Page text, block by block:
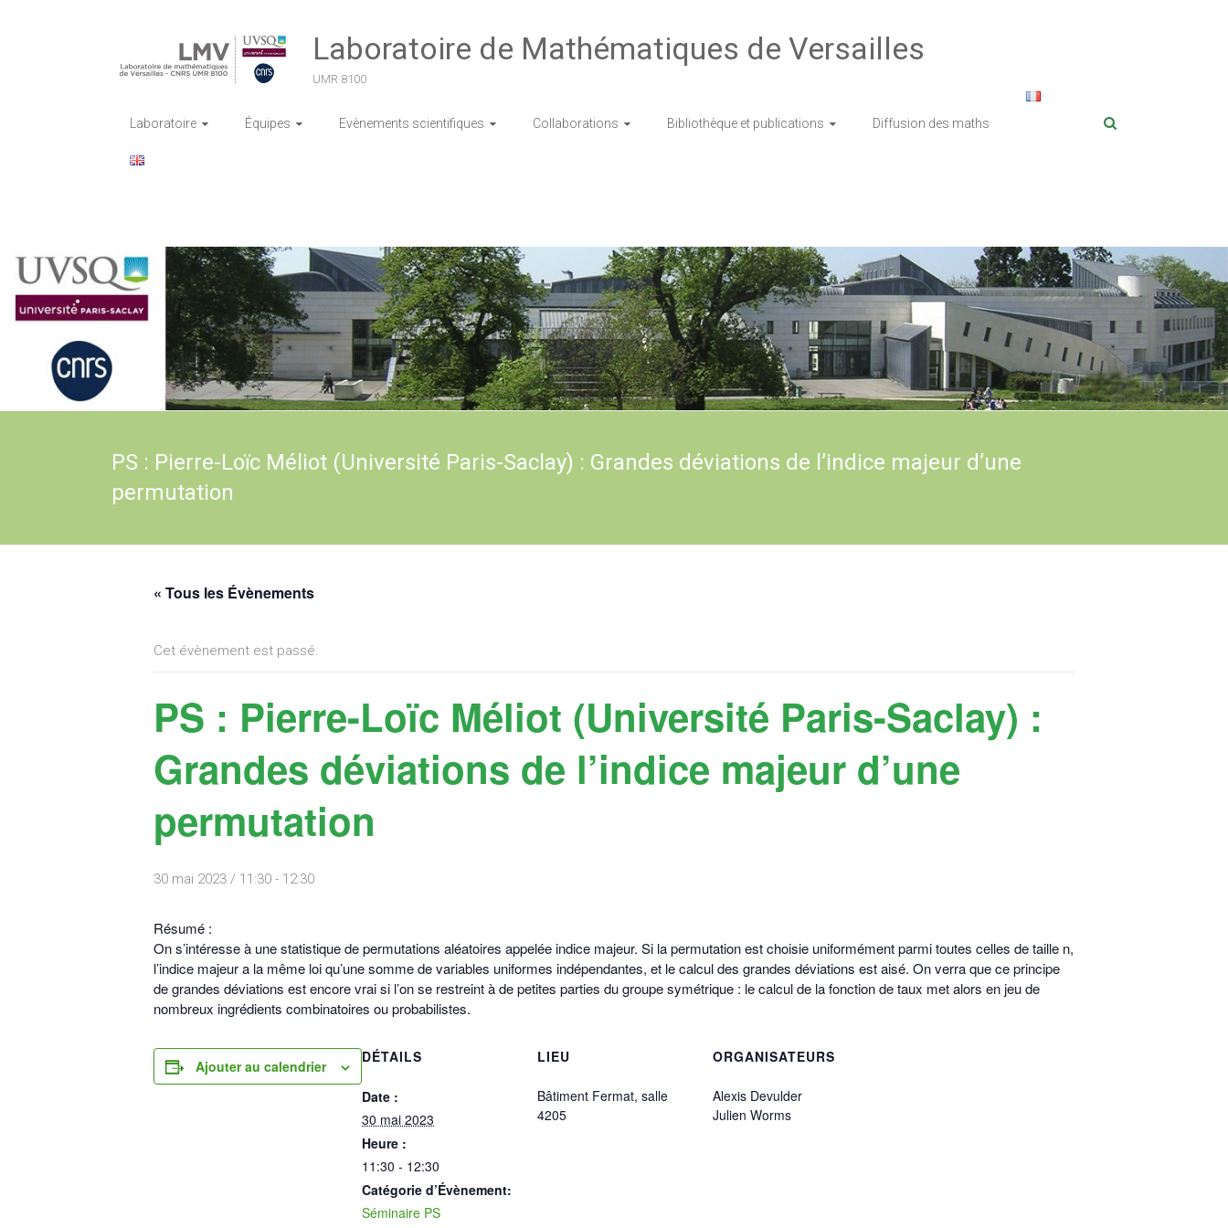
Laboratoire de Mathématiques de Versailles
UMR 8100
Laboratoire Équipes Evènements scientifiques Collaborations Bibliothèque et publications Diffusion des maths
PS : Pierre-Loïc Méliot (Université Paris-Saclay) : Grandes déviations de l’indice majeur d’une
permutation
« Tous les Évènements
Cet évènement est passé.
PS : Pierre-Loïc Méliot (Université Paris-Saclay) :
Grandes déviations de l’indice majeur d’une
permutation
30 mai 2023 / 11:30 - 12:30
Résumé :
On s’intéresse à une statistique de permutations aléatoires appelée indice majeur. Si la permutation est choisie uniformément parmi toutes celles de taille n,
l’indice majeur a la même loi qu’une somme de variables uniformes indépendantes, et le calcul des grandes déviations est aisé. On verra que ce principe
de grandes déviations est encore vrai si l’on se restreint à de petites parties du groupe symétrique : le calcul de la fonction de taux met alors en jeu de
nombreux ingrédients combinatoires ou probabilistes.
Ajouter au calendrier
DÉTAILS
Date :
30 mai 2023
Heure :
11:30 - 12:30
Catégorie d’Évènement:
Séminaire PS
LIEU
Bâtiment Fermat, salle
4205
ORGANISATEURS
Alexis Devulder
Julien Worms